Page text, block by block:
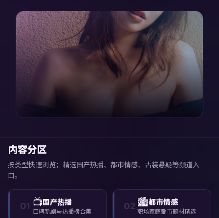
内容分区
按类型快速浏览；精选国产热播、都市情感、古装悬疑等频道入
口。
01 📺国产热播
口碑新剧与热播榜合集 02 🏙️都市情感
职场家庭都市题材精选